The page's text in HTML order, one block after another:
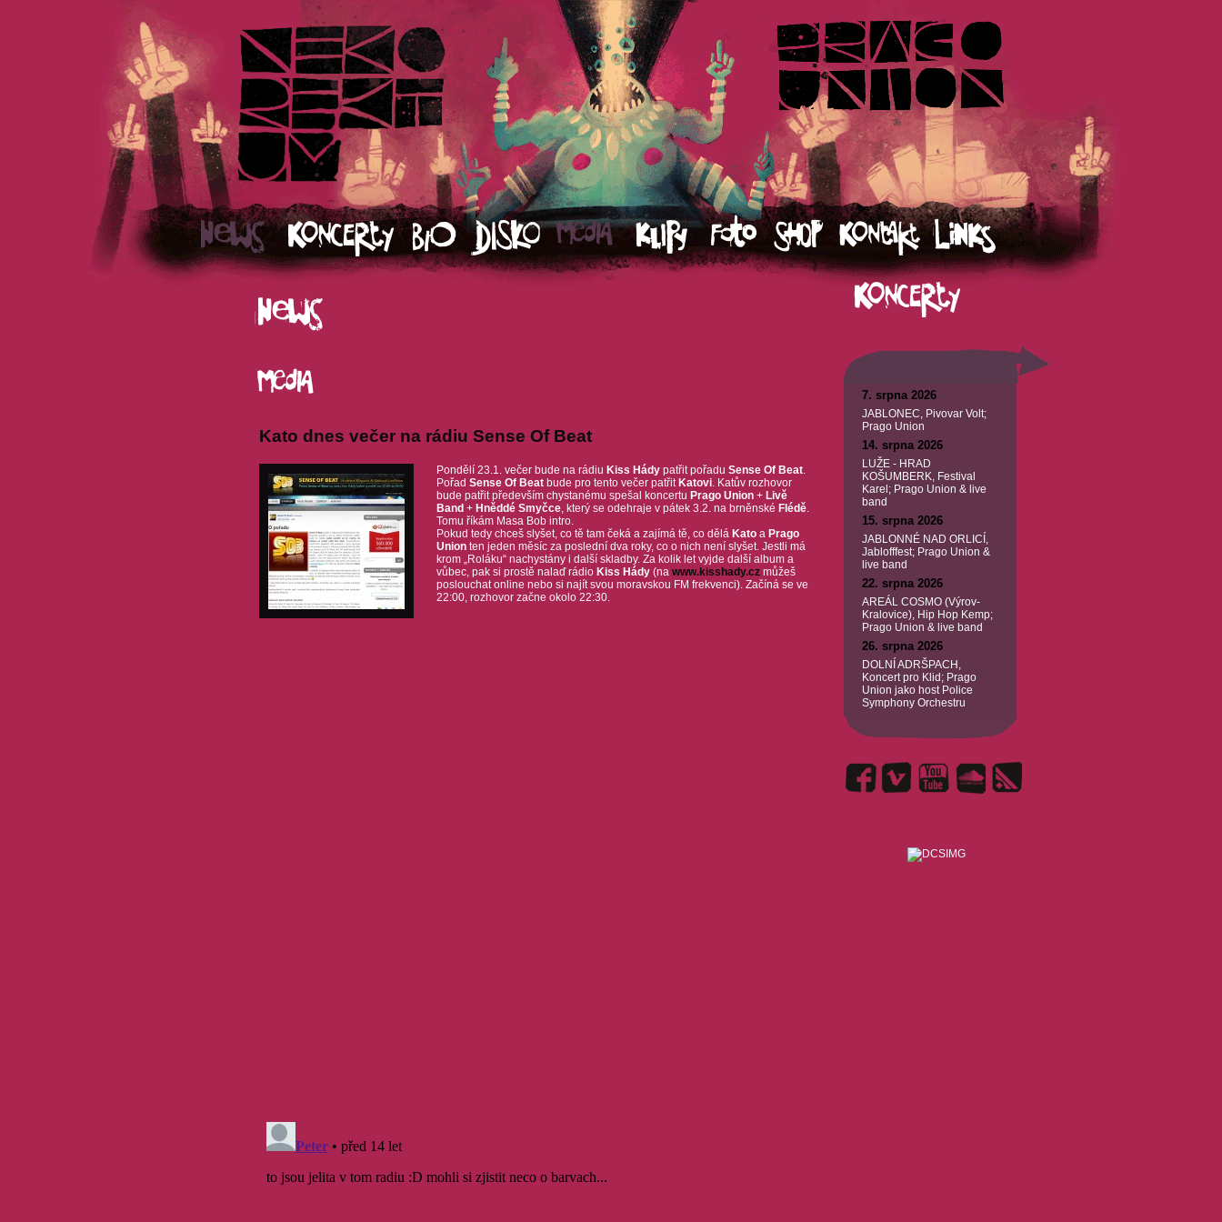
Kato dnes večer na rádiu Sense Of Beat
Pondělí 23.1. večer bude na rádiu Kiss Hádypatřit pořadu Sense Of Beat.
Pořad Sense Of Beatbude pro tento večer patřit Katovi. Katův rozhovor
bude patřit především chystanému spešal koncertu Prago Union+ Livě
Band + Hněddé Smyčce, který se odehraje v pátek 3.2. na brněnské Flédě.
Tomu říkám Masa Bob intro.
Pokud tedy chceš slyšet, co tě tam čeká a zajímá tě, co dělá Kato a Prago
Unionten jeden měsíc za poslední dva roky, co o nich není slyšet. Jestli má
krom „Roláku“ nachystány i další skladby. Za kolik let vyjde další album a
vůbec, pak si prostě nalaď rádio Kiss Hády(na www.kisshady.czmůžeš
poslouchat online nebo si najít svou moravskou FM frekvenci). Začíná se ve
22:00, rozhovor začne okolo 22:30.
7. srpna 2026
JABLONEC, Pivovar Volt;
Prago Union
14. srpna 2026
LUŽE - HRAD
KOŠUMBERK, Festival
Karel; Prago Union & live
band
15. srpna 2026
JABLONNÉ NAD ORLICÍ,
Jablofffest; Prago Union &
live band
22. srpna 2026
AREÁL COSMO (Výrov-
Kralovice), Hip Hop Kemp;
Prago Union & live band
26. srpna 2026
DOLNÍ ADRŠPACH,
Koncert pro Klid; Prago
Union jako host Police
Symphony Orchestru